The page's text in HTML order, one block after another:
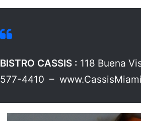
BISTRO CASSIS : 118 Buena
577-4410 –